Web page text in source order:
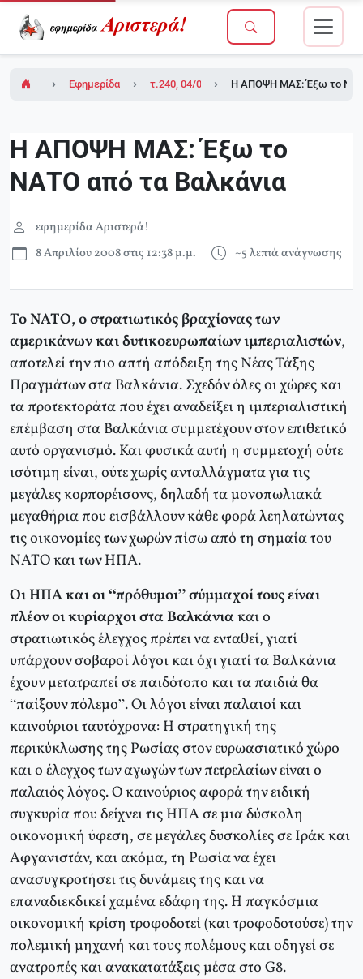
Εφημερίδα Αριστερά!τ.240, 04/04/2008Η ΑΠΟΨΗ ΜΑΣ: Έξω το
Η ΑΠΟΨΗ ΜΑΣ: Έξω το
ΝΑΤΟ από τα Βαλκάνια
εφημερίδα Αριστερά!
8 Απριλίου 2008 στις 12:38 μ.μ.
~5 λεπτά ανάγνωσης
Το ΝΑΤΟ, ο στρατιωτικός βραχίονας των
αμερικάνων και δυτικοευρωπαίων ιμπεριαλιστών,
αποτελεί την πιο απτή απόδειξη της Νέας Τάξης
Πραγμάτων στα Βαλκάνια. Σχεδόν όλες οι χώρες και
τα προτεκτοράτα που έχει αναδείξει η ιμπεριαλιστική
επέμβαση στα Βαλκάνια συμμετέχουν στον επιθετικό
αυτό οργανισμό. Και φυσικά αυτή η συμμετοχή ούτε
ισότιμη είναι, ούτε χωρίς ανταλλάγματα για τις
μεγάλες κορπορέισονς, δηλαδή τα μονοπωλιακά
μεγαθήρια που εισβάλλουν κάθε φορά λεηλατώντας
τις οικονομίες των χωρών πίσω από τη σημαία του
ΝΑΤΟ και των ΗΠΑ.
Οι ΗΠΑ και οι “πρόθυμοι” σύμμαχοί τους είναι
πλέον οι κυρίαρχοι στα Βαλκάνιακαι ο
στρατιωτικός έλεγχος πρέπει να ενταθεί, γιατί
υπάρχουν σοβαροί λόγοι και όχι γιατί τα Βαλκάνια
έχουν μετατραπεί σε παιδότοπο και τα παιδιά θα
“παίξουν πόλεμο”. Οι λόγοι είναι παλαιοί και
καινούριοι ταυτόχρονα: Η στρατηγική της
περικύκλωσης της Ρωσίας στον ευρωασιατικό χώρο
και ο έλεγχος των αγωγών των πετρελαίων είναι ο
παλαιός λόγος. Ο καινούριος αφορά την ειδική
συγκυρία που δείχνει τις ΗΠΑ σε μια δύσκολη
οικονομική ύφεση, σε μεγάλες δυσκολίες σε Ιράκ και
Αφγανιστάν, και ακόμα, τη Ρωσία να έχει
ανασυγκροτήσει τις δυνάμεις της και να
επαναδιεκδικεί χαμένα εδάφη της. Η παγκόσμια
οικονομική κρίση τροφοδοτεί (και τροφοδοτούσε) την
πολεμική μηχανή και τους πολέμους και οδηγεί σε
ανατροπές και ανακατατάξεις μέσα στο G8.